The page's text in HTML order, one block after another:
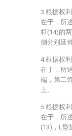
3.根据权
在于，所
杆(14)的
侧分别延
4.根据权
在于，所
端，第二
上。
5.根据权
在于，所
(13)，L型